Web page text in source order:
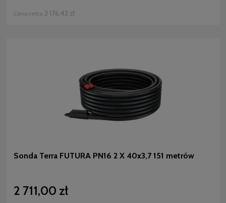
Cena netto: 2 176,42 zł
Sonda Terra FUTURA PN16 2 X 40x3,7 151 metrów
2 711,00 zł